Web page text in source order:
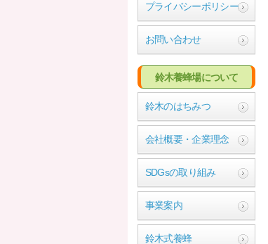
プライバシーポリシー
お問い合わせ
鈴木養蜂場について
鈴木のはちみつ
会社概要・企業理念
SDGsの取り組み
事業案内
鈴木式養蜂